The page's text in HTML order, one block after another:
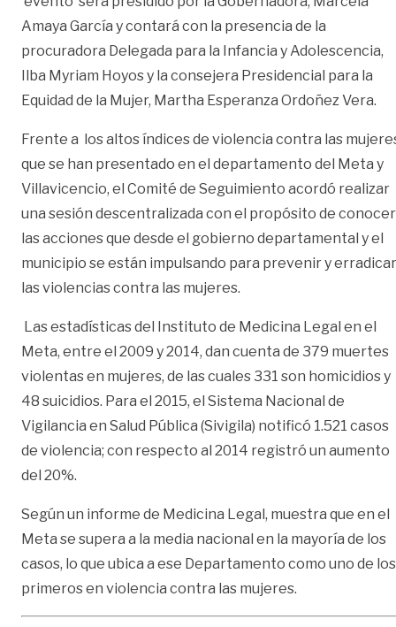
Amaya García y contará con la presencia de la
procuradora Delegada para la Infancia y Adolescencia,
Ilba Myriam Hoyos y la consejera Presidencial para la
Equidad de la Mujer, Martha Esperanza Ordoñez Vera.
Frente a los altos índices de violencia contra las
que se han presentado en el departamento del Meta y
Villavicencio, el Comité de Seguimiento acordó realizar
una sesión descentralizada con el propósito de conocer
las acciones que desde el gobierno departamental y el
municipio se están impulsando para prevenir y erradicar
las violencias contra las mujeres.
Las estadísticas del Instituto de Medicina Legal en el
Meta, entre el 2009 y 2014, dan cuenta de 379 muertes
violentas en mujeres, de las cuales 331 son homicidios y
48 suicidios. Para el 2015, el Sistema Nacional de
Vigilancia en Salud Pública (Sivigila) notificó 1.521 casos
de violencia; con respecto al 2014 registró un aumento
del 20%.
Según un informe de Medicina Legal, muestra que en el
Meta se supera a la media nacional en la mayoría de los
casos, lo que ubica a ese Departamento como uno de los
primeros en violencia contra las mujeres.